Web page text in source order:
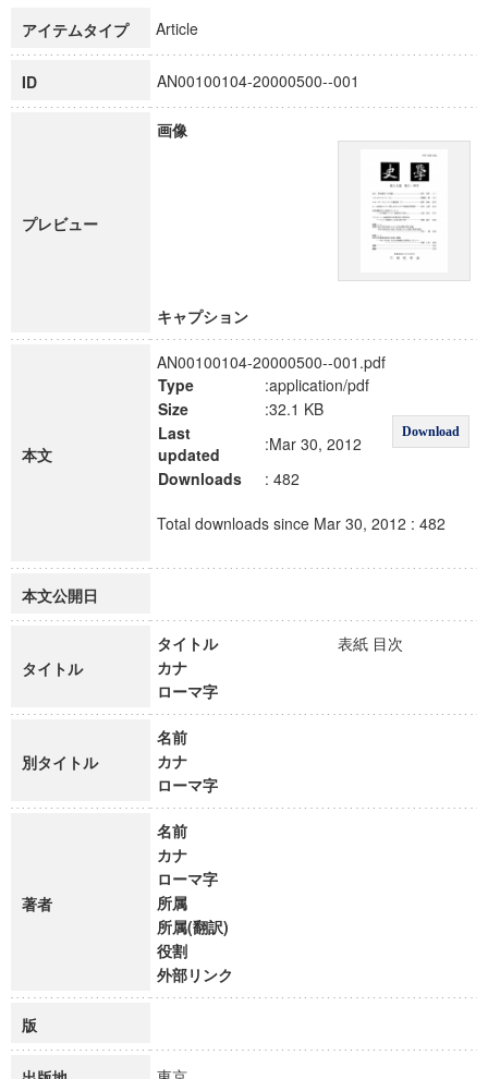
博士課程教育リーディングプログラム「超成熟社会発展のサ
アイテムタイプ Article
ID AN00100104-20000500--001
プレビュー
画像
キャプション
本文
AN00100104-20000500--001.pdf
Type
:application/pdf
Download
Size
:32.1 KB
Last
updated
:Mar 30, 2012
Downloads
: 482
Total downloads since Mar 30, 2012 : 482
本文公開日
タイトル
タイトル
表紙 目次
カナ
ローマ字
別タイトル
名前
カナ
ローマ字
著者
名前
カナ
ローマ字
所属
所属(翻訳)
役割
外部リンク
版